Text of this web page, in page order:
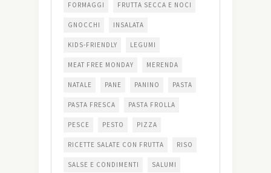
FORMAGGI FRUTTA SECCA E NOCI
GNOCCHI INSALATA
KIDS-FRIENDLY LEGUMI
MEAT FREE MONDAY MERENDA
NATALE PANE PANINO PASTA
PASTA FRESCA PASTA FROLLA
PESCE PESTO PIZZA
RICETTE SALATE CON FRUTTA RISO
SALSE E CONDIMENTI SALUMI